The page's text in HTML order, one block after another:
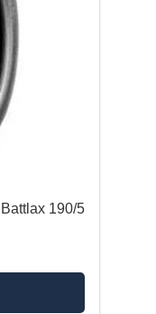
190/5